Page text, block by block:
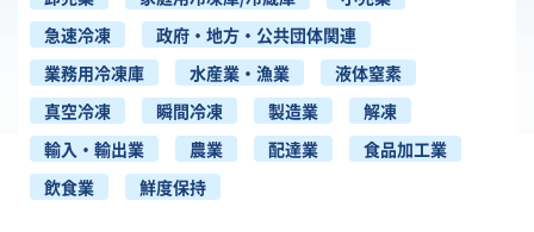
急速冷凍
政府・地方・公共団体関連
業務用冷凍庫
水産業・漁業
液体窒素
真空冷凍
瞬間冷凍 製造業
解凍
輸入・輸出業
農業 配達業
食品加工業
飲食業
鮮度保持